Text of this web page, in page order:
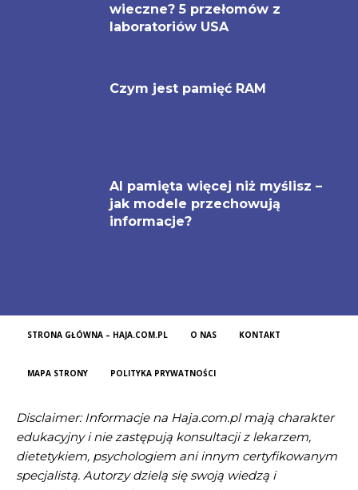
wieczne? 5 przełomów z
laboratoriów USA
Czym jest pamięć RAM
AI pamięta więcej niż myślisz –
jak modele przechowują
informacje?
STRONA GŁÓWNA – HAJA.COM.PL O NAS KONTAKT
MAPA STRONY POLITYKA PRYWATNOŚCI
Disclaimer: Informacje na Haja.com.pl mają charakter
edukacyjny i nie zastępują konsultacji z lekarzem,
dietetykiem, psychologiem ani innym certyfikowanym
specjalistą. Autorzy dzielą się swoją wiedzą i